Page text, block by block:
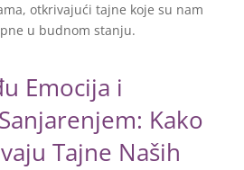
otkrivajući tajne koje su nam
u budnom stanju.
Emocija i
Kako
Tajne Naših